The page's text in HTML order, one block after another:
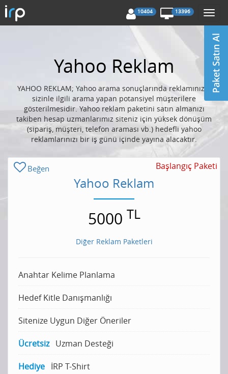
10404 13396
Yahoo Reklam
YAHOO REKLAM; Yahoo arama sonuçlarında reklamınızın
sizinle ilgili arama yapan potansiyel müşterilere
gösterilmesidir. Yahoo reklam paketini satın almanızı
takiben hesap uzmanlarımız siteniz için yüksek dönüşüm
(sipariş, müşteri, telefon araması vb.) hedefli yahoo
reklamlarınızı bir iş günü içinde yayına alacaktır.
Beğen Başlangıç Paketi
Yahoo Reklam
5000 TL
Diğer Reklam Paketleri
Anahtar Kelime Planlama
Hedef Kitle Danışmanlığı
Sitenize Uygun Diğer Öneriler
Ücretsiz Uzman Desteği
Hediye İRP T-Shirt